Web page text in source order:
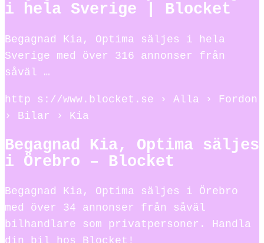
i hela Sverige | Blocket
Begagnad Kia, Optima säljes i hela
Sverige med över 316 annonser från
såväl …
http s://www.blocket.se › Alla › Fordon
› Bilar › Kia
Begagnad Kia, Optima säljes
i Örebro – Blocket
Begagnad Kia, Optima säljes i Örebro
med över 34 annonser från såväl
bilhandlare som privatpersoner. Handla